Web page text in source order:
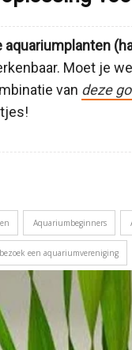
aquariumplanten
Moet je
van deze
Aquariumbeginners
een aquariumvereniging